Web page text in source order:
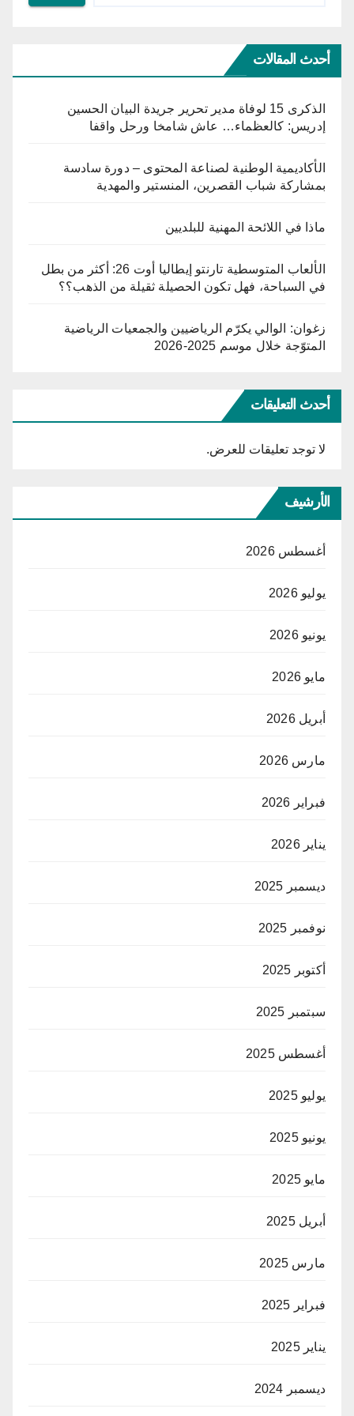
أحدث المقالات
الذكرى 15 لوفاة مدير تحرير جريدة البيان الحسين
إدريس: كالعظماء… عاش شامخا ورحل واقفا
الأكاديمية الوطنية لصناعة المحتوى – دورة سادسة
بمشاركة شباب القصرين، المنستير والمهدية
ماذا في اللائحة المهنية للبلديين
الألعاب المتوسطية تارنتو إيطاليا أوت 26: أكثر من بطل
في السباحة، فهل تكون الحصيلة ثقيلة من الذهب؟؟
زغوان: الوالي يكرّم الرياضيين والجمعيات الرياضية
المتوّجة خلال موسم 2025-2026
أحدث التعليقات
لا توجد تعليقات للعرض.
الأرشيف
أغسطس 2026
يوليو 2026
يونيو 2026
مايو 2026
أبريل 2026
مارس 2026
فبراير 2026
يناير 2026
ديسمبر 2025
نوفمبر 2025
أكتوبر 2025
سبتمبر 2025
أغسطس 2025
يوليو 2025
يونيو 2025
مايو 2025
أبريل 2025
مارس 2025
فبراير 2025
يناير 2025
ديسمبر 2024